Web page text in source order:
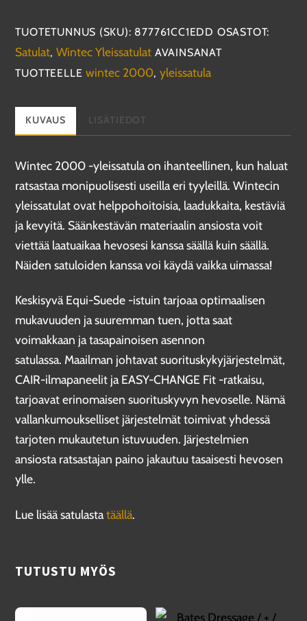
Purpose
HART-
yleissatula
TUOTETUNNUS (SKU): 877761CC1EDD OSASTOT:
Satulat, Wintec Yleissatulat AVAINSANAT
TUOTTEELLEwintec 2000, yleissatula
KUVAUS LISÄTIEDOT
Wintec 2000 -yleissatula on ihanteellinen, kun haluat
ratsastaa monipuolisesti useilla eri tyyleillä. Wintecin
yleissatulat ovat helppohoitoisia, laadukkaita, kestäviä
ja kevyitä. Säänkestävän materiaalin ansiosta voit
viettää laatuaikaa hevosesi kanssa säällä kuin säällä.
Näiden satuloiden kanssa voi käydä vaikka uimassa!
Keskisyvä Equi-Suede -istuin tarjoaa optimaalisen
mukavuuden ja suuremman tuen, jotta saat
voimakkaan ja tasapainoisen asennon
satulassa. Maailman johtavat suorituskykyjärjestelmät,
CAIR-ilmapaneelit ja EASY-CHANGE Fit -ratkaisu,
tarjoavat erinomaisen suorituskyvyn hevoselle. Nämä
vallankumoukselliset järjestelmät toimivat yhdessä
tarjoten mukautetun istuvuuden. Järjestelmien
ansiosta ratsastajan paino jakautuu tasaisesti hevosen
ylle.
Lue lisää satulastatäällä.
TUTUSTU MYÖS